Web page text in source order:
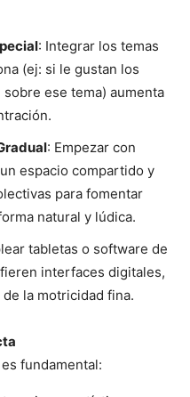
: Integrar los temas
(ej: si le gustan los
ese tema) aumenta
: Empezar con
espacio compartido y
para fomentar
natural y lúdica.
tabletas o software de
interfaces digitales,
la motricidad fina.
fundamental: